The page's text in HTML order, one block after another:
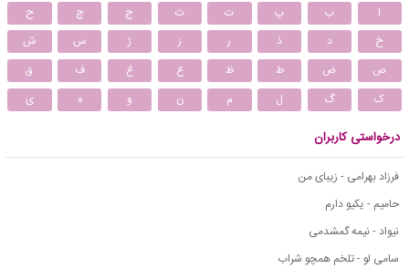
ا ب پ ت ث ج چ
ح
خ
د ذ ر ز ژ س
ش
ص
ض ط ظ ع غ ف
ق
ک
گ ل م ن و ه ی
درخواستی کاربران
فرزاد بهرامی - زیبای من
حامیم - یکیو دارم
نیواد - نیمه گمشدمی
سامی لو - تلخم همچو شراب